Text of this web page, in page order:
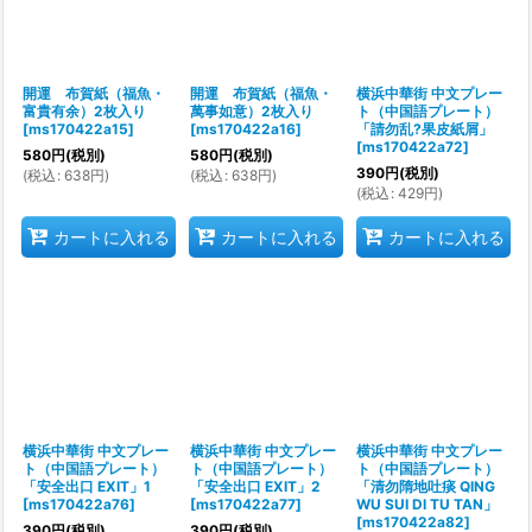
開運 布賀紙（福魚・
富貴有余）2枚入り
[ms170422a15]
580円(税別)
(税込 : 638円)
カートに入れる
開運 布賀紙（福魚・
萬事如意）2枚入り
[ms170422a16]
580円(税別)
(税込 : 638円)
カートに入れる
横浜中華街 中文プレー
ト（中国語プレート）
「請勿乱?果皮紙屑」
[ms170422a72]
390円(税別)
(税込 : 429円)
カートに入れる
横浜中華街 中文プレー
ト（中国語プレート）
「安全出口 EXIT」1
[ms170422a76]
横浜中華街 中文プレー
ト（中国語プレート）
「安全出口 EXIT」2
[ms170422a77]
横浜中華街 中文プレー
ト（中国語プレート）
「清勿隋地吐痰 QING
WU SUI DI TU TAN」
[ms170422a82]